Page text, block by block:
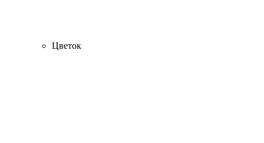
Цветок